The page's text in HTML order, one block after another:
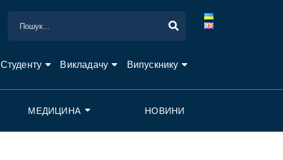
Студенту Викладачу Випускнику
МЕДИЦИНА НОВИНИ